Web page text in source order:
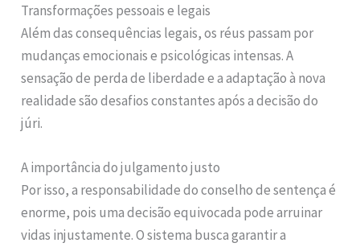
Transformações pessoais e legais
Além das consequências legais, os réus passam por
mudanças emocionais e psicológicas intensas. A
sensação de perda de liberdade e a adaptação à nova
realidade são desafios constantes após a decisão do
júri.
A importância do julgamento justo
Por isso, a responsabilidade do conselho de sentença é
enorme, pois uma decisão equivocada pode arruinar
vidas injustamente. O sistema busca garantir a